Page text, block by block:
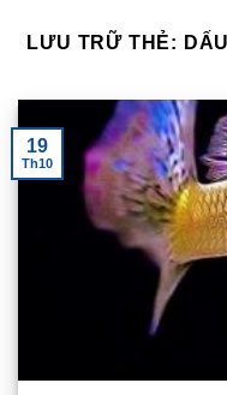
LƯU TRỮ THẺ:
19
Th10